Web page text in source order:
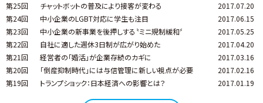
第25回
チャットボットの普及により接客が変わる
2017.07.20
第24回
中小企業のLGBT対応に学生も注目
2017.06.15
第23回
中小企業の新事業を後押しする〝ミニ規制緩和〞
2017.05.25
第22回
自社に適した週休3日制が広がり始めた
2017.04.20
第21回
経営者の「婚活」が企業存続のカギに
2017.03.16
第20回
「倒産抑制時代」には与信管理に新しい視点が必要
2017.02.16
第19回
トランプショック：日本経済への影響とは？ 2017.01.19